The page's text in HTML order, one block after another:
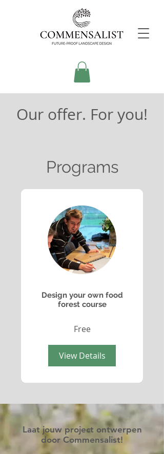
Our offer. For you!
Programs
Design your own food
forest course
Free
View Details
Laat jouw project ontwerpen
door Commensalist!